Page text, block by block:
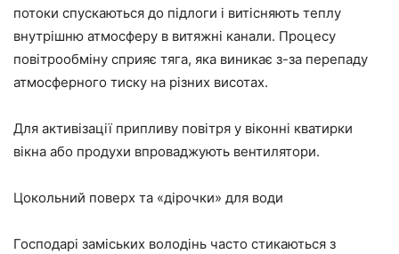
потоки спускаються до підлоги і витісняють теплу
внутрішню атмосферу в витяжні канали. Процесу
повітрообміну сприяє тяга, яка виникає з-за перепаду
атмосферного тиску на різних висотах.
Для активізації припливу повітря у віконні кватирки
вікна або продухи впроваджують вентилятори.
Цокольний поверх та «дірочки» для води
Господарі заміських володінь часто стикаються з